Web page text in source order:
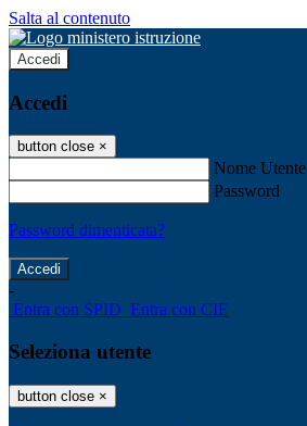
Salta al contenuto
Accedi
Accedi
button close ×
Nome Utente
Password
Password dimenticata?
-
Entra con SPID Entra con CIE
Seleziona utente
button close ×